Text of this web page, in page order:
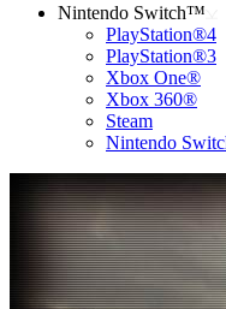
Nintendo Switch™
PlayStation®4
PlayStation®3
Xbox One®
Xbox 360®
Steam
Nintendo